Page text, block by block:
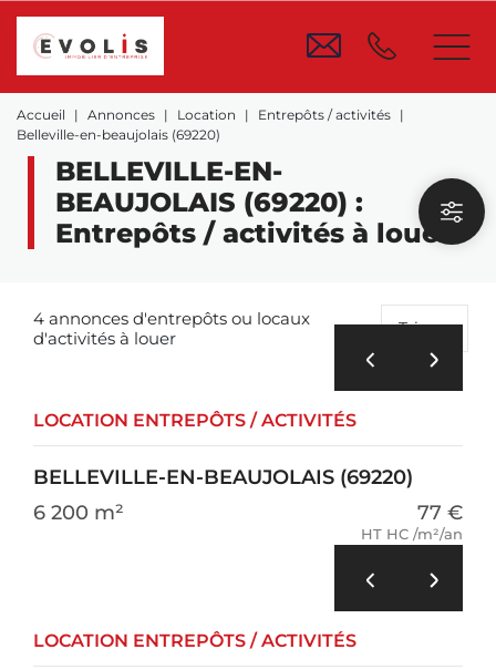
Accueil Annonces Location
Entrepôts / activités
Belleville-en-beaujolais (69220)
BELLEVILLE-EN-
BEAUJOLAIS (69220) :
Entrepôts / activités à louer
4 annonces d'entrepôts ou locaux
d'activités à louer
Trier
LOCATION ENTREPÔTS / ACTIVITÉS
BELLEVILLE-EN-BEAUJOLAIS (69220)
6 200 m²
77 €
HT HC /m²/an
LOCATION ENTREPÔTS / ACTIVITÉS